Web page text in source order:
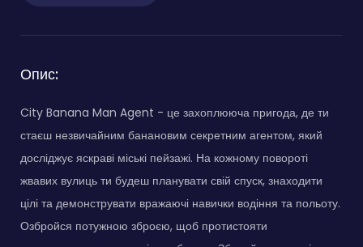
Опис:
City Banana Man Agent - це захоплююча пригода, де ти
стаєш незвичайним банановим секретним агентом, який
досліджує яскраві міські пейзажі. На кожному повороті
жвавих вулиць ти будеш планувати свій спуск, знаходити
цілі та демонструвати вражаючі навички водіння та польоту.
Озбройся потужною зброєю, щоб протистояти